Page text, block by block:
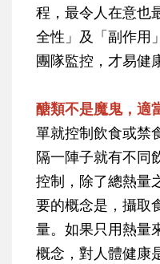
程，最令人在意也
全性」及「副作用
團隊監控，才易健
醣類不是魔鬼，適
單就控制飲食或禁
隔一陣子就有不同
控制，除了總熱量
要的概念是，攝取
量。如果只用熱量
概念，對人體健康